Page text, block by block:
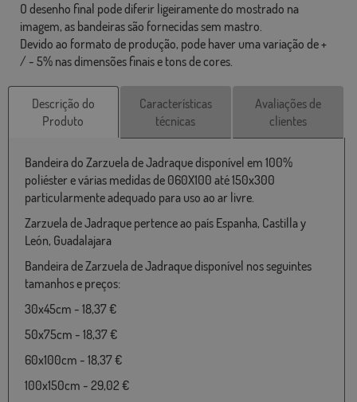
O desenho final pode diferir ligeiramente do mostrado na
imagem, as bandeiras são fornecidas sem mastro.
Devido ao formato de produção, pode haver uma variação de +
/ - 5% nas dimensões finais e tons de cores.
Descrição do
Produto
Características
técnicas
Avaliações de
clientes
Bandeira do Zarzuela de Jadraque disponível em 100%
poliéster e várias medidas de 060X100 até 150x300
particularmente adequado para uso ao ar livre.
Zarzuela de Jadraque pertence ao país Espanha, Castilla y
León, Guadalajara
Bandeira de Zarzuela de Jadraque disponível nos seguintes
tamanhos e preços:
30x45cm - 18,37 €
50x75cm - 18,37 €
60x100cm - 18,37 €
100x150cm - 29,02 €